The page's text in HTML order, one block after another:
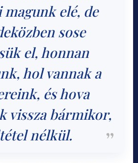
elé, de
sose
el, honnan
hol vannak a
és hova
vissza bármikor,
nélkül.